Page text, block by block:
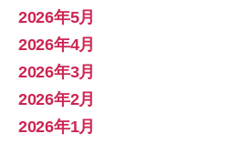
2026年5月
2026年4月
2026年3月
2026年2月
2026年1月